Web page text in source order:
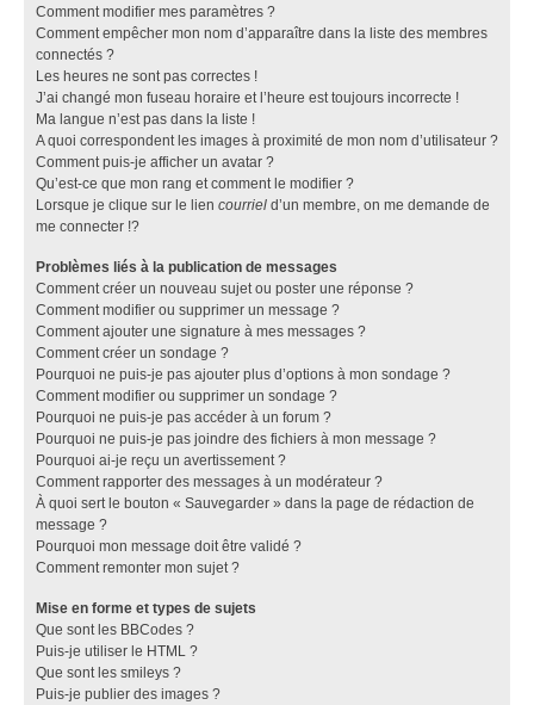
Comment modifier mes paramètres ?
Comment empêcher mon nom d’apparaître dans la liste des membres
connectés ?
Les heures ne sont pas correctes !
J’ai changé mon fuseau horaire et l’heure est toujours incorrecte !
Ma langue n’est pas dans la liste !
A quoi correspondent les images à proximité de mon nom d’utilisateur ?
Comment puis-je afficher un avatar ?
Qu’est-ce que mon rang et comment le modifier ?
Lorsque je clique sur le lien courriel d’un membre, on me demande de
me connecter !?
Problèmes liés à la publication de messages
Comment créer un nouveau sujet ou poster une réponse ?
Comment modifier ou supprimer un message ?
Comment ajouter une signature à mes messages ?
Comment créer un sondage ?
Pourquoi ne puis-je pas ajouter plus d’options à mon sondage ?
Comment modifier ou supprimer un sondage ?
Pourquoi ne puis-je pas accéder à un forum ?
Pourquoi ne puis-je pas joindre des fichiers à mon message ?
Pourquoi ai-je reçu un avertissement ?
Comment rapporter des messages à un modérateur ?
À quoi sert le bouton « Sauvegarder » dans la page de rédaction de
message ?
Pourquoi mon message doit être validé ?
Comment remonter mon sujet ?
Mise en forme et types de sujets
Que sont les BBCodes ?
Puis-je utiliser le HTML ?
Que sont les smileys ?
Puis-je publier des images ?